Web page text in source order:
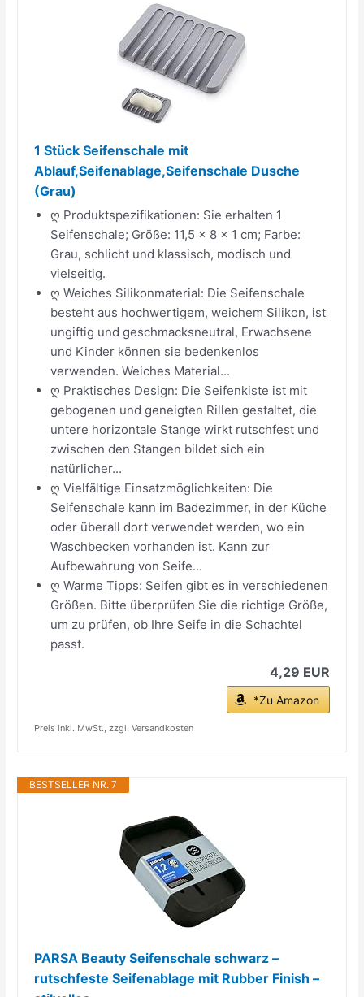
1 Stück Seifenschale mit
Ablauf,Seifenablage,Seifenschale Dusche
(Grau)
ღ Produktspezifikationen: Sie erhalten 1
Seifenschale; Größe: 11,5 × 8 × 1 cm; Farbe:
Grau, schlicht und klassisch, modisch und
vielseitig.
ღ Weiches Silikonmaterial: Die Seifenschale
besteht aus hochwertigem, weichem Silikon, ist
ungiftig und geschmacksneutral, Erwachsene
und Kinder können sie bedenkenlos
verwenden. Weiches Material...
ღ Praktisches Design: Die Seifenkiste ist mit
gebogenen und geneigten Rillen gestaltet, die
untere horizontale Stange wirkt rutschfest und
zwischen den Stangen bildet sich ein
natürlicher...
ღ Vielfältige Einsatzmöglichkeiten: Die
Seifenschale kann im Badezimmer, in der Küche
oder überall dort verwendet werden, wo ein
Waschbecken vorhanden ist. Kann zur
Aufbewahrung von Seife...
ღ Warme Tipps: Seifen gibt es in verschiedenen
Größen. Bitte überprüfen Sie die richtige Größe,
um zu prüfen, ob Ihre Seife in die Schachtel
passt.
4,29 EUR
*Zu Amazon
Preis inkl. MwSt., zzgl. Versandkosten
BESTSELLER NR. 7
PARSA Beauty Seifenschale schwarz –
rutschfeste Seifenablage mit Rubber Finish –